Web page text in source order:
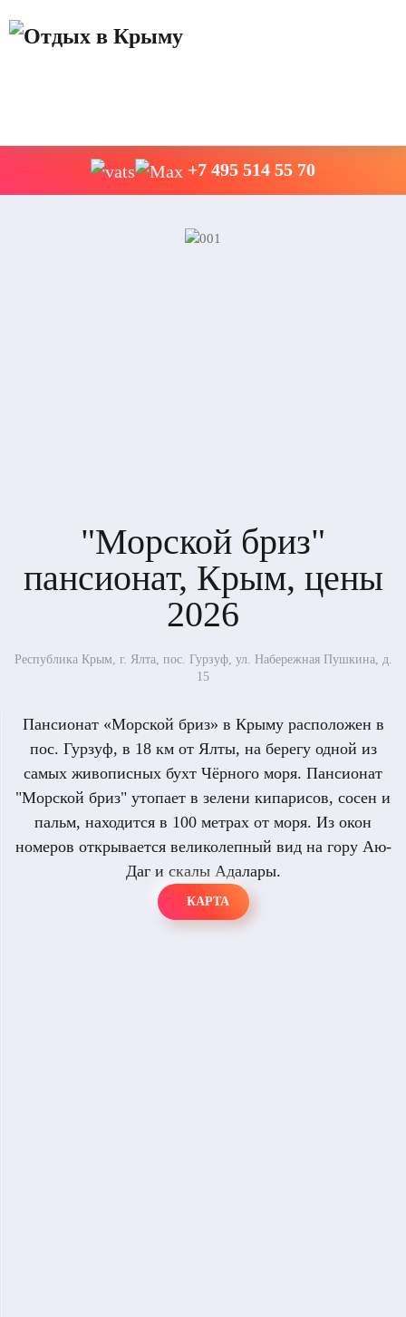
+7 495 514 55 70
"Морской бриз"
пансионат, Крым, цены
2026
Республика Крым, г. Ялта, пос. Гурзуф, ул. Набережная Пушкина, д.
15
Пансионат «Морской бриз» в Крыму расположен в
пос. Гурзуф, в 18 км от Ялты, на берегу одной из
самых живописных бухт Чёрного моря. Пансионат
"Морской бриз" утопает в зелени кипарисов, сосен и
пальм, находится в 100 метрах от моря. Из окон
номеров открывается великолепный вид на гору Аю-
Даг и скалы Адалары.
КАРТА